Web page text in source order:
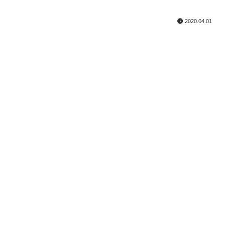
2020.04.01